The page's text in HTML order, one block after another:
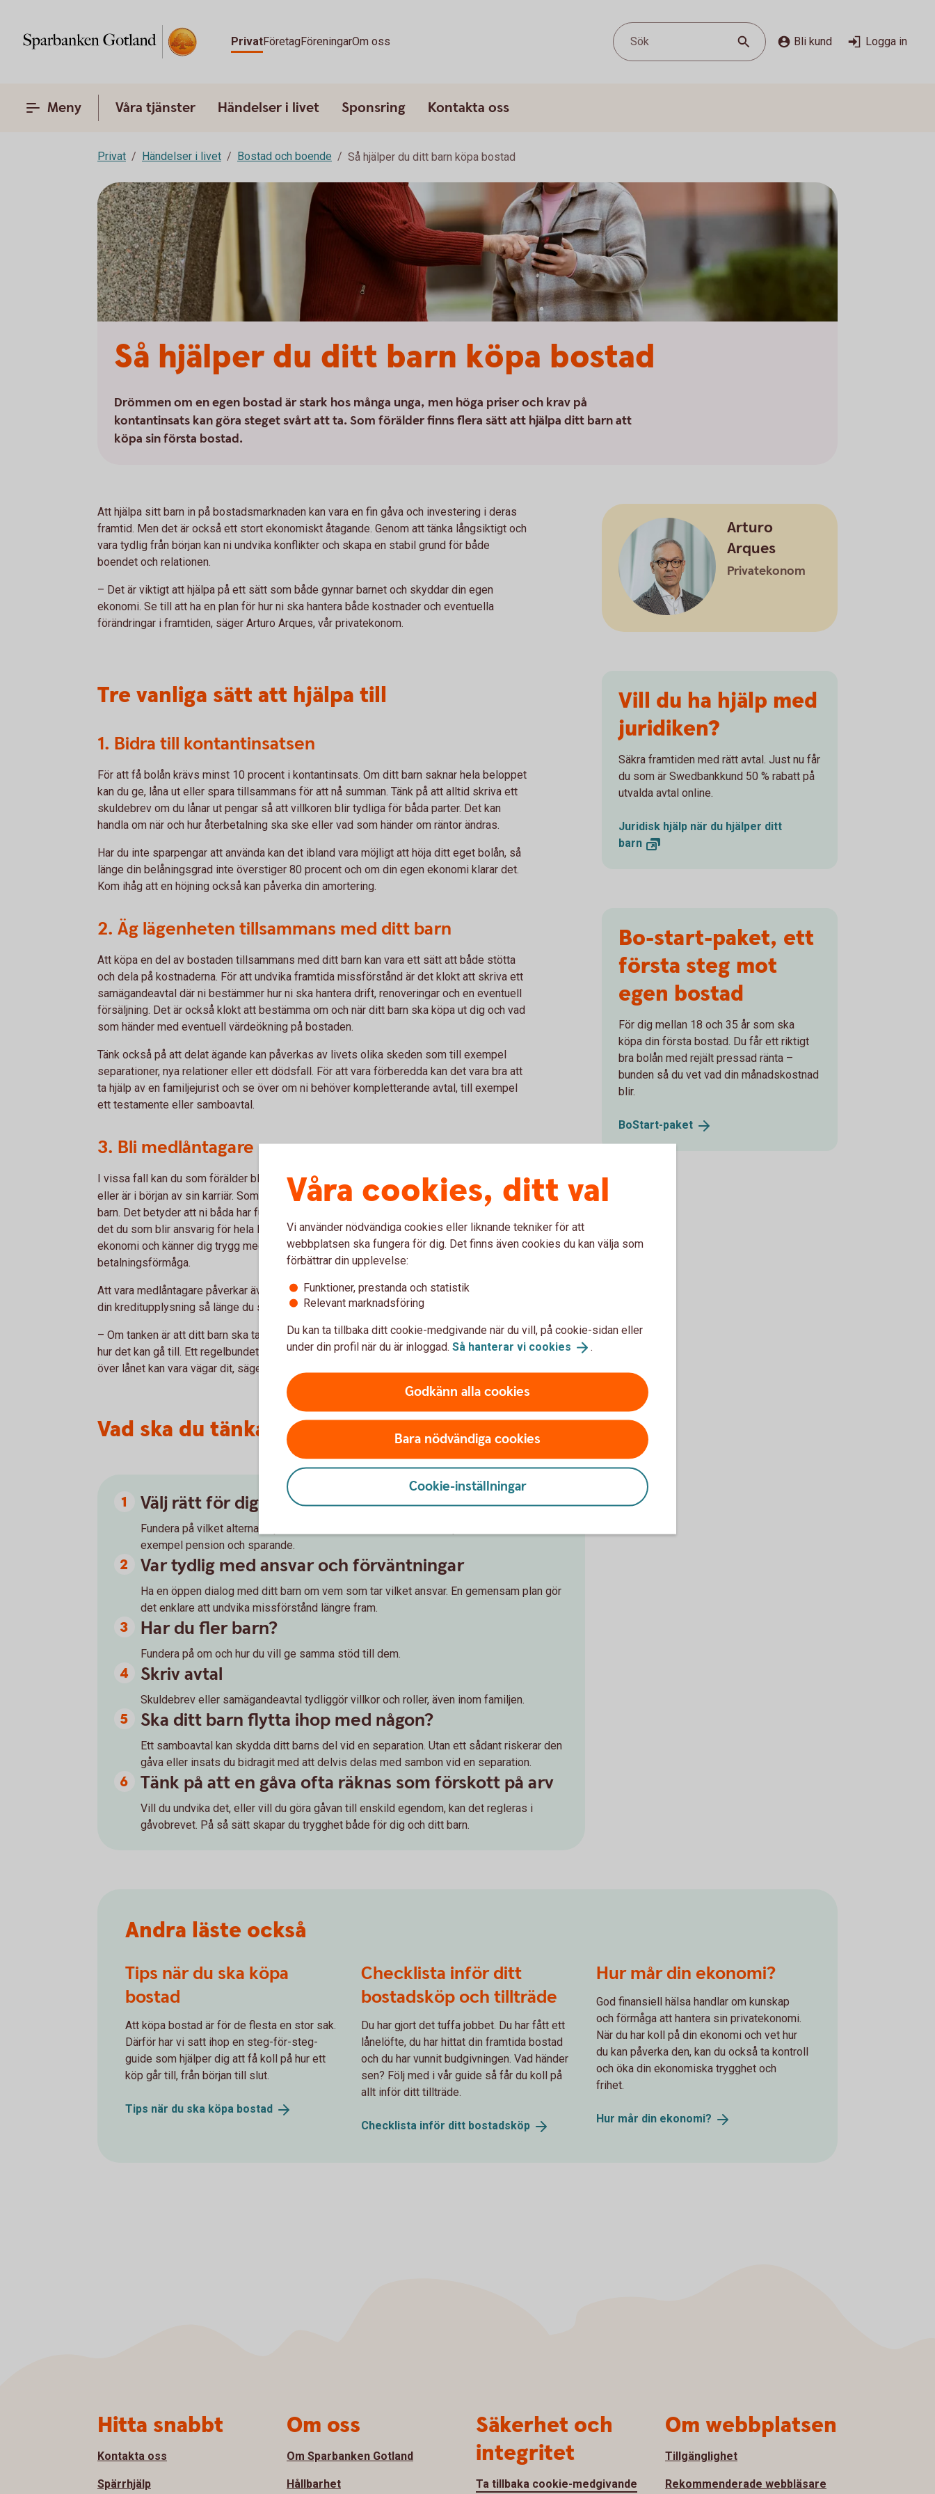
PrivatFöretagFöreningarOm oss Sök Bli kund Logga in
Meny Våra tjänster Händelser i livet Sponsring Kontakta oss
Privat Händelser i livet Bostad och boende Så hjälper du ditt barn köpa bostad
Så hjälper du ditt barn köpa bostad
Drömmen om en egen bostad är stark hos många unga, men höga priser och krav på
kontantinsats kan göra steget svårt att ta. Som förälder finns flera sätt att hjälpa ditt barn att
köpa sin första bostad.
Att hjälpa sitt barn in på bostadsmarknaden kan vara en fin gåva och investering i deras
framtid. Men det är också ett stort ekonomiskt åtagande. Genom att tänka långsiktigt och
vara tydlig från början kan ni undvika konflikter och skapa en stabil grund för både
boendet och relationen.
– Det är viktigt att hjälpa på ett sätt som både gynnar barnet och skyddar din egen
ekonomi. Se till att ha en plan för hur ni ska hantera både kostnader och eventuella
förändringar i framtiden, säger Arturo Arques, vår privatekonom.
Tre vanliga sätt att hjälpa till
1. Bidra till kontantinsatsen
För att få bolån krävs minst 10 procent i kontantinsats. Om ditt barn saknar hela beloppet
kan du ge, låna ut eller spara tillsammans för att nå summan. Tänk på att alltid skriva ett
skuldebrev om du lånar ut pengar så att villkoren blir tydliga för båda parter. Det kan
handla om när och hur återbetalning ska ske eller vad som händer om räntor ändras.
Har du inte sparpengar att använda kan det ibland vara möjligt att höja ditt eget bolån, så
länge din belåningsgrad inte överstiger 80 procent och om din egen ekonomi klarar det.
Kom ihåg att en höjning också kan påverka din amortering.
2. Äg lägenheten tillsammans med ditt barn
Att köpa en del av bostaden tillsammans med ditt barn kan vara ett sätt att både stötta
och dela på kostnaderna. För att undvika framtida missförstånd är det klokt att skriva ett
samägandeavtal där ni bestämmer hur ni ska hantera drift, renoveringar och en eventuell
försäljning. Det är också klokt att bestämma om och när ditt barn ska köpa ut dig och vad
som händer med eventuell värdeökning på bostaden.
Tänk också på att delat ägande kan påverkas av livets olika skeden som till exempel
separationer, nya relationer eller ett dödsfall. För att vara förberedda kan det vara bra att
ta hjälp av en familjejurist och se över om ni behöver kompletterande avtal, till exempel
ett testamente eller samboavtal.
3. Bli medlåntagare
I vissa fall kan du som förälder bli medlåntagare
till exempel om ditt barn studerar
eller är i början av sin karriär. Som medlåntagare delar du ansvaret för bolånet med ditt
barn. Det betyder att ni båda har fullt betalningsansvar – och om barnet inte kan betala är
det du som blir ansvarig för hela lånet. Därför är det viktigt att du har utrymme i din egen
ekonomi och känner dig trygg med att barnet har en långsiktigt hållbar
betalningsförmåga.
Att vara medlåntagare påverkar även din egen kreditvärdighet, eftersom hela lånet syns i
din kreditupplysning så länge du står kvar på lånet.
– Om tanken är att ditt barn ska ta över lånet själv framöver är det bra att prata igenom
hur det kan gå till. Ett regelbundet sparande, en stabil inkomst eller att steg för steg ta
över lånet kan vara vägar dit, säger Arturo.
Vad ska du tänka på innan du hjälper till?
Välj rätt för dig
Fundera på vilket alternativ passar din ekonomi bäst och hur det påverkar din framtid, till
exempel pension och sparande.
Var tydlig med ansvar och förväntningar
Ha en öppen dialog med ditt barn om vem som tar vilket ansvar. En gemensam plan gör
det enklare att undvika missförstånd längre fram.
Har du fler barn?
Fundera på om och hur du vill ge samma stöd till dem.
Skriv avtal
Skuldebrev eller samägandeavtal tydliggör villkor och roller, även inom familjen.
Ska ditt barn flytta ihop med någon?
Ett samboavtal kan skydda ditt barns del vid en separation. Utan ett sådant riskerar den
gåva eller insats du bidragit med att delvis delas med sambon vid en separation.
Tänk på att en gåva ofta räknas som förskott på arv
Vill du undvika det, eller vill du göra gåvan till enskild egendom, kan det regleras i
gåvobrevet. På så sätt skapar du trygghet både för dig och ditt barn.
Arturo
Arques
Privatekonom
Vill du ha hjälp med
juridiken?
Säkra framtiden med rätt avtal. Just nu får
du som är Swedbankkund 50 % rabatt på
utvalda avtal online.
Juridisk hjälp när du hjälper ditt
barn
Bo-start-paket, ett
första steg mot
egen bostad
För dig mellan 18 och 35 år som ska
köpa din första bostad. Du får ett riktigt
bra bolån med rejält pressad ränta –
bunden så du vet vad din månadskostnad
blir.
BoStart-paket
Andra läste också
Tips när du ska köpa
bostad
Att köpa bostad är för de flesta en stor sak.
Därför har vi satt ihop en steg-för-steg-
guide som hjälper dig att få koll på hur ett
köp går till, från början till slut.
Tips när du ska köpa bostad
Checklista inför ditt
bostadsköp och tillträde
Du har gjort det tuffa jobbet. Du har fått ett
lånelöfte, du har hittat din framtida bostad
och du har vunnit budgivningen. Vad händer
sen? Följ med i vår guide så får du koll på
allt inför ditt tillträde.
Checklista inför ditt bostadsköp
Hur mår din ekonomi?
God finansiell hälsa handlar om kunskap
och förmåga att hantera sin privatekonomi.
När du har koll på din ekonomi och vet hur
du kan påverka den, kan du också ta kontroll
och öka din ekonomiska trygghet och
frihet.
Hur mår din ekonomi?
Våra cookies, ditt val
Vi använder nödvändiga cookies eller liknande tekniker för att
webbplatsen ska fungera för dig. Det finns även cookies du kan välja som
förbättrar din upplevelse:
Funktioner, prestanda och statistik
Relevant marknadsföring
Du kan ta tillbaka ditt cookie-medgivande när du vill, på cookie-sidan eller
under din profil när du är inloggad. Så hanterar vi cookies .
Godkänn alla cookies
Bara nödvändiga cookies
Cookie-inställningar
Hitta snabbt
Kontakta oss
Spärrhjälp
Om oss
Om Sparbanken Gotland
Hållbarhet
Säkerhet och
integritet
Ta tillbaka cookie-medgivande
Om webbplatsen
Tillgänglighet
Rekommenderade webbläsare